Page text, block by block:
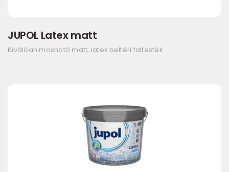
JUPOL Latex matt
Kiválóan mosható matt, latex beltéri falfesték